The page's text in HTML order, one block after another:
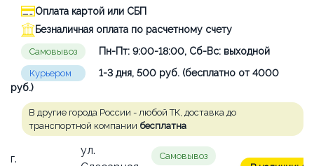
Оплата картой или СБП
Безналичная оплата по расчетному счету
Самовывоз Пн-Пт: 9:00-18:00, Сб-Вс: выходной
Курьером
1-3 дня, 500 руб. (бесплатно от 4000
руб.)
В другие города России - любой ТК, доставка до
транспортной компании бесплатна
г.
ул.
Самовывоз